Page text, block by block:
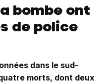
bombe ont
de police
dans le sud-
morts, dont deux